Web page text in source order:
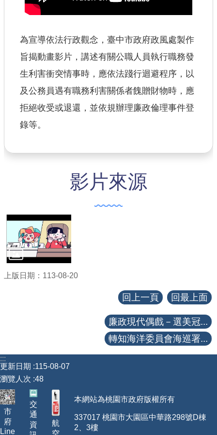
【政府網站資料開放宣告】
為宣導依法行政觀念，臺中市政府政風處製作
旨揭動畫影片，講述有關公職人員執行職務發
生利害衝突情事時，應依法踐行迴避程序，以
及公務員遇有職務利害關係者餽贈財物時，應
拒絕收受或退還，並依規辦理廉政倫理事件登
錄等。
影片來源
上版日期：113-08-20
回上一頁 回最上面
廉政現代偶戲－選美冠...
轉知海洋委員會海巡署...
:::
更新日期
115-08-07
瀏覽人次 48
市
府
Line
交
通
資
航
空
本網站為桃園市政府版權所有
337017 桃園市大園區中華路298號D棟
2、3樓